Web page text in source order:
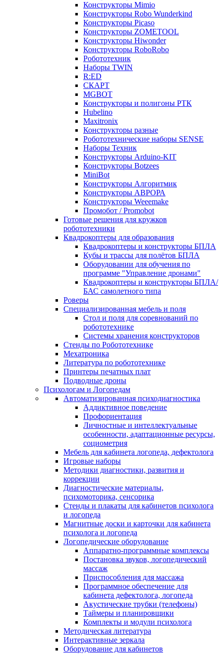
Конструкторы Mimio
Конструкторы Robo Wunderkind
Конструкторы Picaso
Конструкторы ZOMETOOL
Конструкторы Hiwonder
Конструкторы RoboRobo
Робототехник
Наборы TWIN
R:ED
СКАРТ
MGBOT
Конструкторы и полигоны РТК
Hubelino
Maxitronix
Конструкторы разные
Робототехнические наборы SENSE
Наборы Техник
Конструкторы Arduino-KIT
Конструкторы Botzees
MiniBot
Конструкторы Алгоритмик
Конструкторы АВРОРА
Конструкторы Weeemake
Промобот / Promobot
Готовые решения для кружков
робототехники
Квадрокоптеры для образования
Квадрокоптеры и конструкторы БПЛА
Кубы и трассы для полётов БПЛА
Оборудовании для обучения по
программе "Управление дронами"
Квадрокоптеры и конструкторы БПЛА/
БАС самолетного типа
Роверы
Специализированная мебель и поля
Стол и поля для соревнований по
робототехнике
Системы хранения конструкторов
Стенды по Робототехнике
Мехатроника
Литература по робототехнике
Принтеры печатных плат
Подводные дроны
Психологам и Логопедам
Автоматизированная психодиагностика
Аддиктивное поведение
Профориентация
Личностные и интеллектуальные
особенности, адаптационные ресурсы,
социометрия
Мебель для кабинета логопеда, дефектолога
Игровые наборы
Методики диагностики, развития и
коррекции
Диагностические материалы,
психомоторика, сенсорика
Стенды и плакаты для кабинетов психолога
и логопеда
Магнитные доски и карточки для кабинета
психолога и логопеда
Логопедические оборудование
Аппаратно-программные комплексы
Постановка звуков, логопедический
массаж
Приспособления для массажа
Программное обеспечение для
кабинета дефектолога, логопеда
Акустические трубки (телефоны)
Таймеры и планировщики
Комплекты и модули психолога
Методическая литература
Интерактивные зеркала
Оборудование для кабинетов